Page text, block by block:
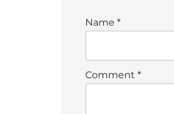
Name *
Comment *